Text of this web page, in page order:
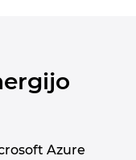
Azure